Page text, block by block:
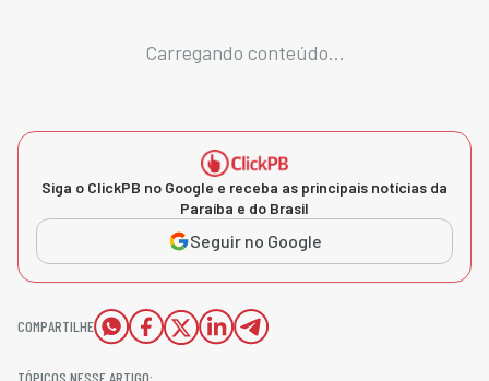
Carregando conteúdo...
Siga o ClickPB no Google e receba as principais notícias da
Paraíba e do Brasil
Seguir no Google
COMPARTILHE